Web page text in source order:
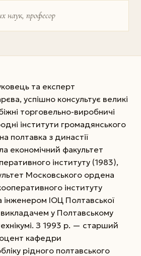
наук, професор
та експерт
успішно консультує великі
торговельно-виробничі
інститути громадянського
полтавка з династії
економічний факультет
інституту (1983),
Московського ордена
інституту
ІОЦ Полтавської
у Полтавському
З 1993 р. — старший
кафедри
рідного полтавського